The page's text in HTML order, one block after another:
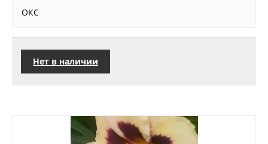
ОКС
Нет в наличии